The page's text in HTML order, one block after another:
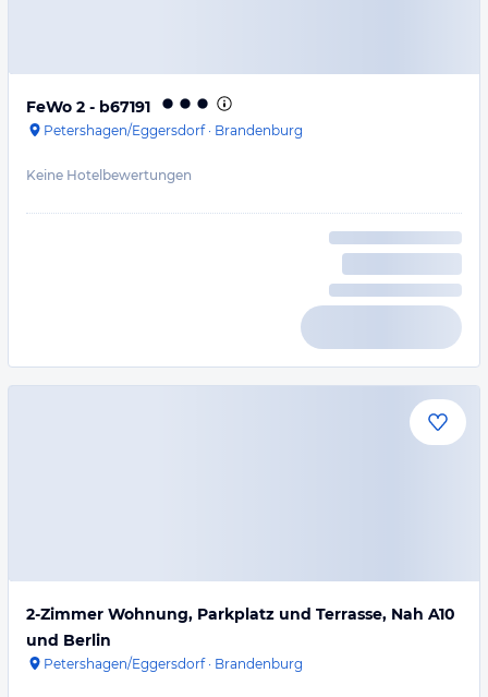
FeWo 2 - b67191
Petershagen/Eggersdorf· Brandenburg
Keine Hotelbewertungen
2-Zimmer Wohnung, Parkplatz und Terrasse, Nah A10
und Berlin
Petershagen/Eggersdorf· Brandenburg